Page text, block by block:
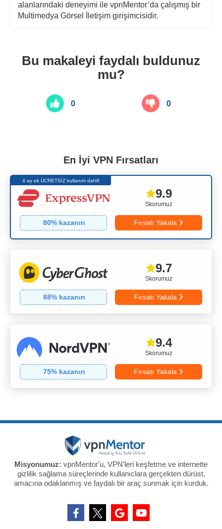
alanlarındaki deneyimi ile vpnMentor’da çalışmış bir
Multimedya Görsel İletişim girişimcisidir.
Bu makaleyi faydalı buldunuz
mu?
0 0
En İyi VPN Fırsatları
4 ay ek ÜCRETSİZ kullanım dahil!
Skorumuz
9.9
80% kazanın Fırsatı Yakala
Skorumuz
9.7
88% kazanın Fırsatı Yakala
Skorumuz
9.4
75% kazanın Fırsatı Yakala
Misyonumuz: vpnMentor'u, VPN'leri keşfetme ve internette
gizlilik sağlama süreçlerinde kullanıclara gerçekten dürüst,
amacına odaklanmış ve faydalı bir araç sunmak için kurduk.